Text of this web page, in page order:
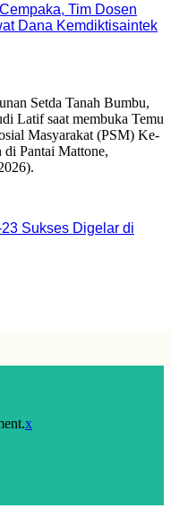
Tim Dosen
Dana Kemdiktisaintek
Sukses Digelar di
x